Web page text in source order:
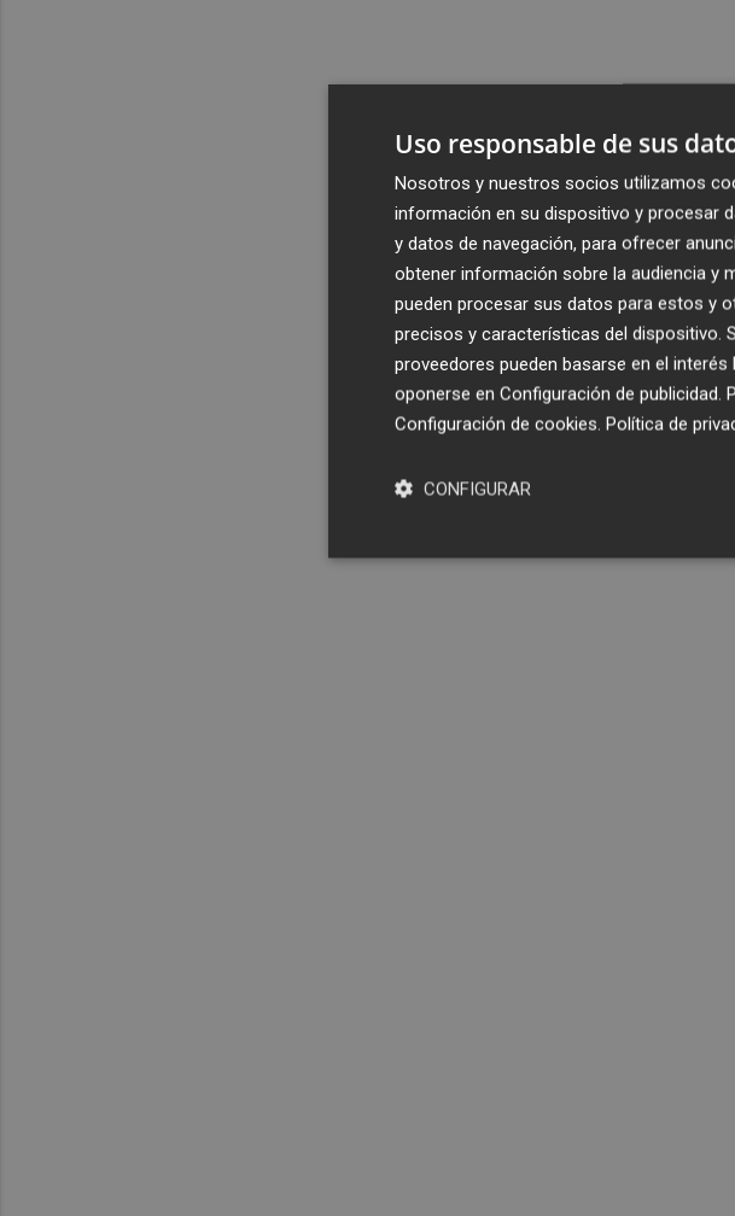
Uso responsable de sus
Nosotros y nuestros socios utilizamos
información en su dispositivo y procesar
y datos de navegación, para ofrecer
obtener información sobre la audiencia y
pueden procesar sus datos para estos y
precisos y características del dispositivo.
proveedores pueden basarse en el
oponerse en Configuración de publicidad.
Configuración de cookies. Política de
CONFIGURAR